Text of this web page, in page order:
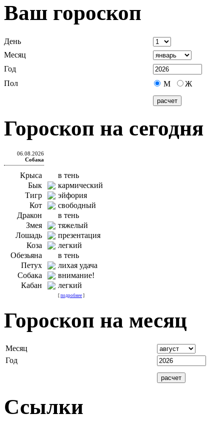
Ваш гороскоп
День
Месяц
Год
Пол
М Ж
Гороскоп на сегодня
06.08.2026
Собака
Крыса
в тень
Бык
кармический
Тигр
эйфория
Кот
свободный
Дракон
в тень
Змея
тяжелый
Лошадь
презентация
Коза
легкий
Обезьяна
в тень
Петух
лихая удача
Собака
внимание!
Кабан
легкий
[ подробнее ]
Гороскоп на месяц
Месяц
Год
Ссылки